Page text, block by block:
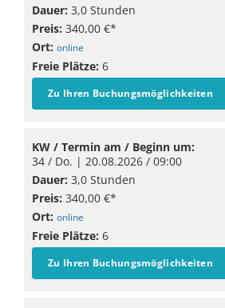
Dauer: 3,0 Stunden
Preis: 340,00 €*
Ort: online
Freie Plätze: 6
Zu Ihren Buchungsmöglichkeiten
KW / Termin am / Beginn um:
34 / Do. | 20.08.2026 / 09:00
Dauer: 3,0 Stunden
Preis: 340,00 €*
Ort: online
Freie Plätze: 6
Zu Ihren Buchungsmöglichkeiten